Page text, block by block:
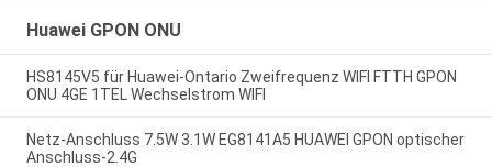
Huawei GPON ONU
HS8145V5 für Huawei-Ontario Zweifrequenz WIFI FTTH GPON
ONU 4GE 1TEL Wechselstrom WIFI
Netz-Anschluss 7.5W 3.1W EG8141A5 HUAWEI GPON optischer
Anschluss-2.4G